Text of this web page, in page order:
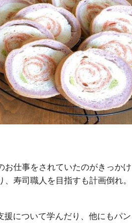
仕事をされていたのがきっかけ
、寿司職人を目指すも計画倒れ。
について学んだり、他にもパン